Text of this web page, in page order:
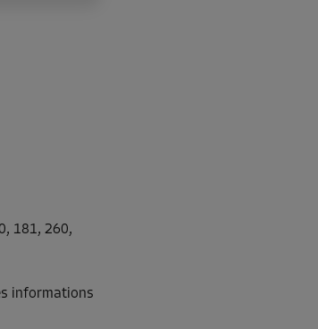
181, 260,
informations